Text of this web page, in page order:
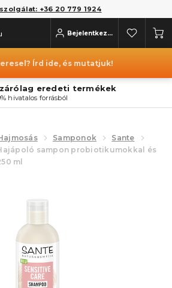
+36 20 779 1924
Bejelentkezés
Írd ide, és mutatjuk!
eredeti termékek
hivatalos forrásból
Samponok
Sante
sampon probiotikumokkal és
ml